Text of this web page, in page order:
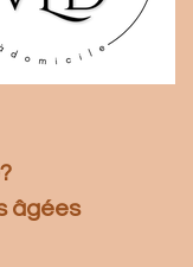
âgées